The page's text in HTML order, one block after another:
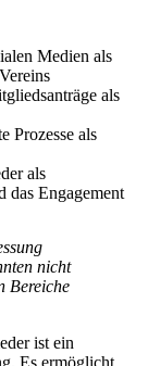
Medien als
als
Prozesse als
als
das Engagement
nicht
Bereiche
ist ein